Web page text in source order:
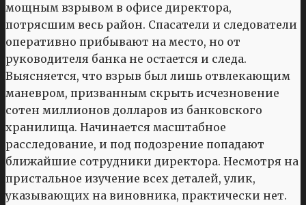
мощным взрывом в офисе директора,
потрясшим весь район. Спасатели и следователи
оперативно прибывают на место, но от
руководителя банка не остается и следа.
Выясняется, что взрыв был лишь отвлекающим
маневром, призванным скрыть исчезновение
сотен миллионов долларов из банковского
хранилища. Начинается масштабное
расследование, и под подозрение попадают
ближайшие сотрудники директора. Несмотря на
пристальное изучение всех деталей, улик,
указывающих на виновника, практически нет.